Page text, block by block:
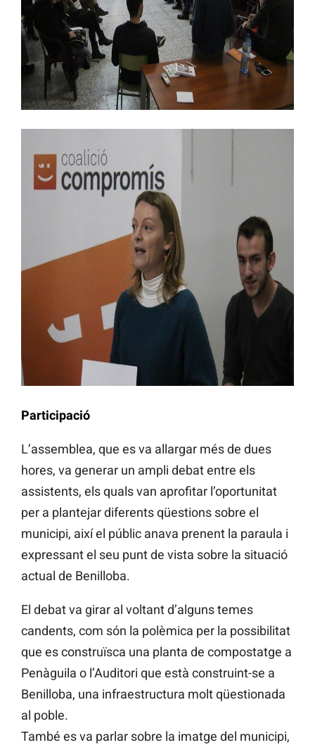
Participació
L’assemblea, que es va allargar més de dues
hores, va generar un ampli debat entre els
assistents, els quals van aprofitar l’oportunitat
per a plantejar diferents qüestions sobre el
municipi, així el públic anava prenent la paraula i
expressant el seu punt de vista sobre la situació
actual de Benilloba.
El debat va girar al voltant d’alguns temes
candents, com són la polèmica per la possibilitat
que es construïsca una planta de compostatge a
Penàguila o l’Auditori que està construint-se a
Benilloba, una infraestructura molt qüestionada
al poble.
També es va parlar sobre la imatge del municipi,